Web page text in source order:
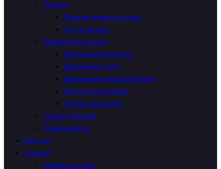
Послуги
Лазерне різання металу
Гнуття металу
Зварювання металу
Зварювання аргоном
Зварювання труб
Зварювання каркасів меблів
Ремонт інтеркулерів
Ремонт радіаторів
Садові гойдалки
Підвісні крісла
Послуги
Галерея
Шафи металеві